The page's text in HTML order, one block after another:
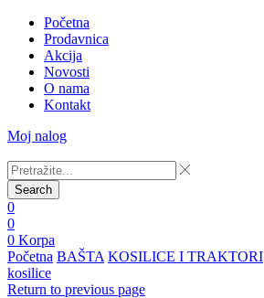
Početna
Prodavnica
Akcija
Novosti
O nama
Kontakt
Moj nalog
Search
0
0
0 Korpa
Početna BAŠTA KOSILICE I TRAKTORI
kosilice
Return to previous page